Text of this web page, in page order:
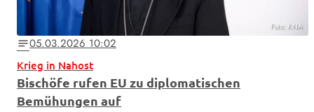
Foto: KNA
notes05.03.2026 10:02
Krieg in Nahost
Bischöfe rufen EU zu diplomatischen
Bemühungen auf